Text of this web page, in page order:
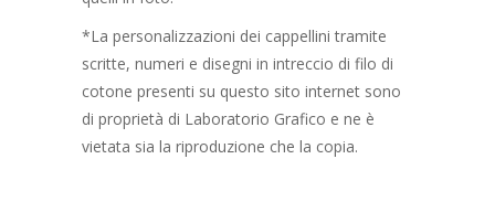
*La personalizzazioni dei cappellini tramite
scritte, numeri e disegni in intreccio di filo di
cotone presenti su questo sito internet sono
di proprietà di Laboratorio Grafico e ne è
vietata sia la riproduzione che la copia.